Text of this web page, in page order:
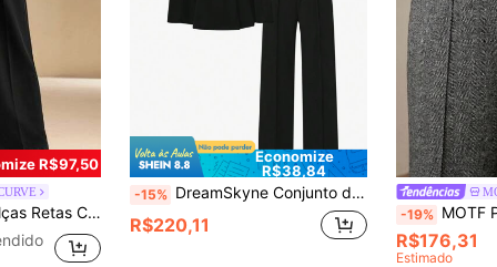
R$97,50
para Mulheres Plus Size com Cinto
Economize
R$38,84
-15% DreamSkyne Conjunto de Blazer e Calças Ajustadas na Cintura para Mulheres Plus Size
R$220,11 -19% MOTF PREMIUM Calça de Terno
R$176,31
Estimado